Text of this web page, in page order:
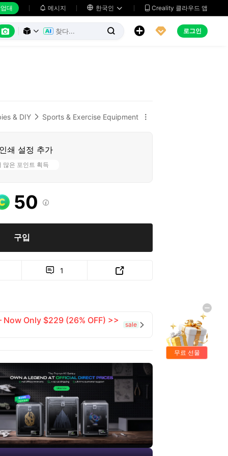
대  메시지  한국인   Creality 클라우드 앱
      로그인
& DIY  Sports & Exercise Equipment 
쇄 설정 추가
많은 포인트 획득
50 
구입
 1 
Now Only $229 (26% OFF) >> sale 
무료 선물